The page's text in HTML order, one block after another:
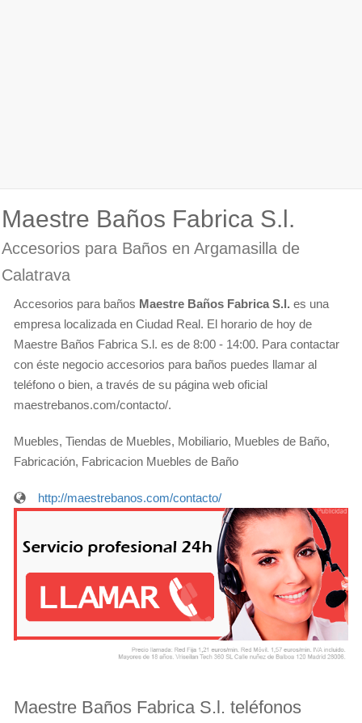
Maestre Baños Fabrica S.l.
Accesorios para Baños en Argamasilla de
Calatrava
Accesorios para baños Maestre Baños Fabrica S.l. es una
empresa localizada en Ciudad Real. El horario de hoy de
Maestre Baños Fabrica S.l. es de 8:00 - 14:00. Para contactar
con éste negocio accesorios para baños puedes llamar al
teléfono o bien, a través de su página web oficial
maestrebanos.com/contacto/.
Muebles, Tiendas de Muebles, Mobiliario, Muebles de Baño,
Fabricación, Fabricacion Muebles de Baño
http://maestrebanos.com/contacto/
Maestre Baños Fabrica S.l. teléfonos